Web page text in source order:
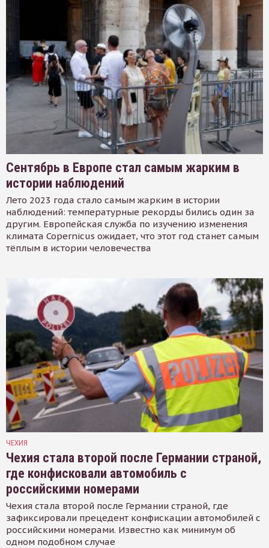
Сентябрь в Европе стал самым жарким в
истории наблюдений
Лето 2023 года стало самым жарким в истории
наблюдений: температурные рекорды бились один за
другим. Европейская служба по изучению изменения
климата Copernicus ожидает, что этот год станет самым
тёплым в истории человечества
ЧЕХИЯ
Чехия стала второй после Германии страной,
где конфисковали автомобиль с
российскими номерами
Чехия стала второй после Германии страной, где
зафиксировали прецедент конфискации автомобилей с
российскими номерами. Известно как минимум об
одном подобном случае